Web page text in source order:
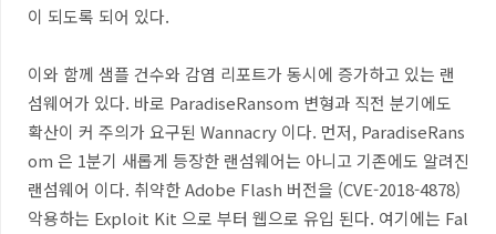
이 되도록 되어 있다.
이와 함께 샘플 건수와 감염 리포트가 동시에 증가하고 있는 랜
섬웨어가 있다. 바로 ParadiseRansom 변형과 직전 분기에도
확산이 커 주의가 요구된 Wannacry 이다. 먼저, ParadiseRans
om 은 1분기 새롭게 등장한 랜섬웨어는 아니고 기존에도 알려진
랜섬웨어 이다. 취약한Adobe Flash 버전을 (CVE-2018-4878)
악용하는 Exploit Kit 으로 부터 웹으로 유입 된다. 여기에는 Fal